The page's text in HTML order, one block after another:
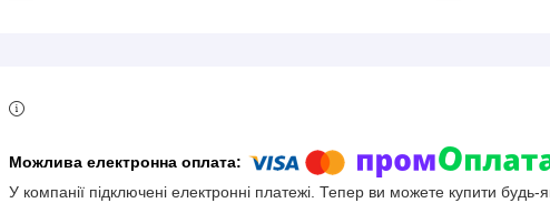
У компанії підключені електронні платежі. Тепер ви можете купити